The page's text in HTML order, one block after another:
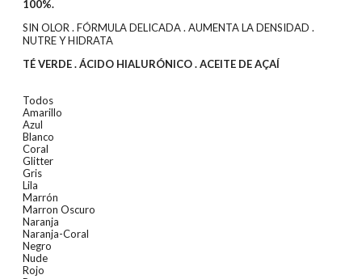
100%.
SIN OLOR . FÓRMULA DELICADA . AUMENTA LA DENSIDAD .
NUTRE Y HIDRATA
TÉ VERDE . ÁCIDO HIALURÓNICO . ACEITE DE AÇAÍ
Todos
Amarillo
Azul
Blanco
Coral
Glitter
Gris
Lila
Marrón
Marron Oscuro
Naranja
Naranja-Coral
Negro
Nude
Rojo